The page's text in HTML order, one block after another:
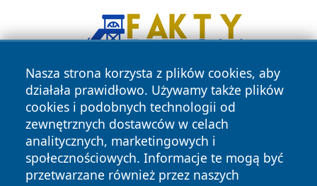
Nasza strona korzysta z plików cookies, aby
działała prawidłowo. Używamy także plików
cookies i podobnych technologii od
zewnętrznych dostawców w celach
analitycznych, marketingowych i
społecznościowych. Informacje te mogą być
przetwarzane również przez naszych
Copyright © 2026 swidnicanews.pl Wszystkie prawa